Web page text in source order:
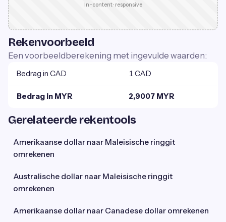
In-content · responsive
Rekenvoorbeeld
Een voorbeeldberekening met ingevulde waarden:
Bedrag in CAD 1 CAD
Bedrag in MYR 2,9007 MYR
Gerelateerde rekentools
Amerikaanse dollar naar Maleisische ringgit
omrekenen
Australische dollar naar Maleisische ringgit
omrekenen
Amerikaanse dollar naar Canadese dollar omrekenen